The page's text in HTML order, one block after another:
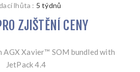
lhůta : 5 týdnů
ZJIŠTĚNÍ CENY
Xavier™ SOM bundled with
JetPack 4.4